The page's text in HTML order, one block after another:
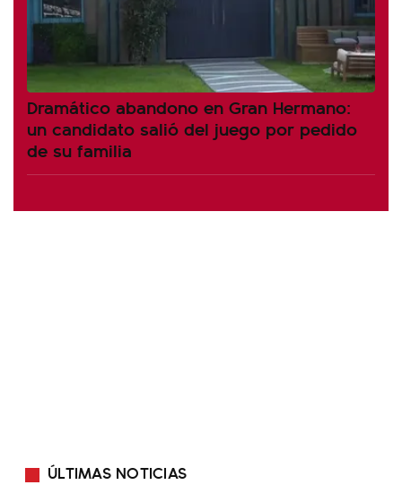
Dramático abandono en Gran Hermano:
un candidato salió del juego por pedido
de su familia
ÚLTIMAS NOTICIAS